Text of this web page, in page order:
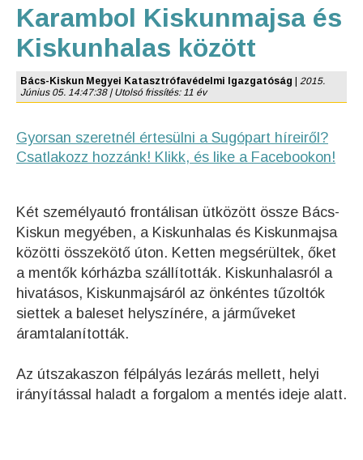
Karambol Kiskunmajsa és
Kiskunhalas között
Bács-Kiskun Megyei Katasztrófavédelmi Igazgatóság
2015.
Június 05. 14:47:38 | Utolsó frissítés: 11 év
Gyorsan szeretnél értesülni a Sugópart híreiről?
Csatlakozz hozzánk! Klikk, és like a Facebookon!
Két személyautó frontálisan ütközött össze Bács-
Kiskun megyében, a Kiskunhalas és Kiskunmajsa
közötti összekötő úton. Ketten megsérültek, őket
a mentők kórházba szállították. Kiskunhalasról a
hivatásos, Kiskunmajsáról az önkéntes tűzoltók
siettek a baleset helyszínére, a járműveket
áramtalanították.
Az útszakaszon félpályás lezárás mellett, helyi
irányítással haladt a forgalom a mentés ideje alatt.